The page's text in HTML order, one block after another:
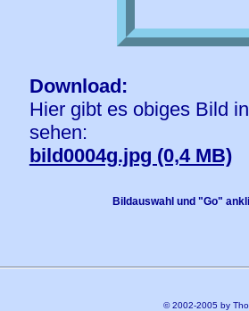
Download:
Hier gibt es obiges Bild
sehen:
bild0004g.jpg (0,4 MB)
Bildauswahl und "Go"
© 2002-2005 by